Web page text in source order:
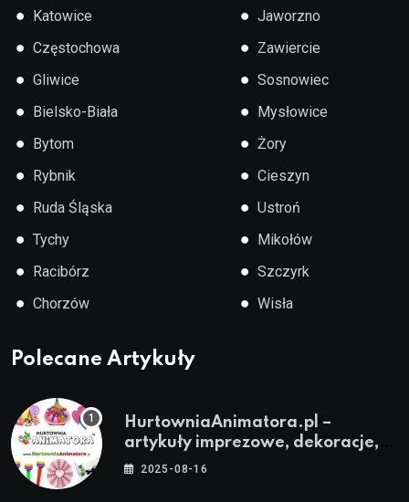
● Katowice
● Częstochowa
● Gliwice
● Bielsko-Biała
● Bytom
● Rybnik
● Ruda Śląska
● Tychy
● Racibórz
● Chorzów
● Jaworzno
● Zawiercie
● Sosnowiec
● Mysłowice
● Żory
● Cieszyn
● Ustroń
● Mikołów
● Szczyrk
● Wisła
Polecane Artykuły
HurtowniaAnimatora.pl –
artykuły imprezowe, dekoracje,
stroje i akcesoria dla animatorów
2025-08-16